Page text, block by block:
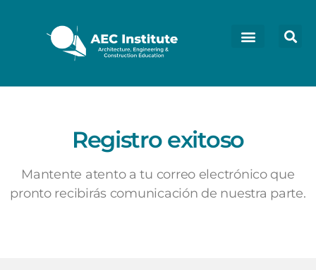
Registro exitoso
Mantente atento a tu correo electrónico que
pronto recibirás comunicación de nuestra parte.